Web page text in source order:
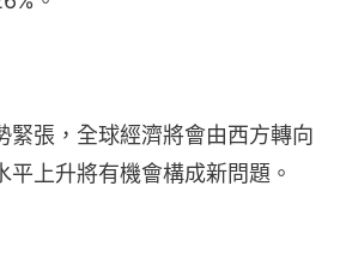
緊張，全球經濟將會由西方轉向
平上升將有機會構成新問題。